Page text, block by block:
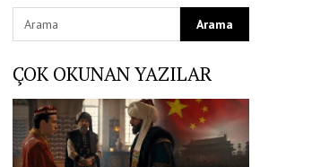
ÇOK OKUNAN YAZILAR